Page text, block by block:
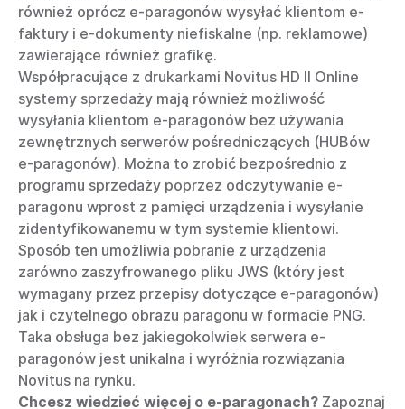
również oprócz e-paragonów wysyłać klientom e-
faktury i e-dokumenty niefiskalne (np. reklamowe)
zawierające również grafikę.
Współpracujące z drukarkami Novitus HD II Online
systemy sprzedaży mają również możliwość
wysyłania klientom e-paragonów bez używania
zewnętrznych serwerów pośredniczących (HUBów
e-paragonów). Można to zrobić bezpośrednio z
programu sprzedaży poprzez odczytywanie e-
paragonu wprost z pamięci urządzenia i wysyłanie
zidentyfikowanemu w tym systemie klientowi.
Sposób ten umożliwia pobranie z urządzenia
zarówno zaszyfrowanego pliku JWS (który jest
wymagany przez przepisy dotyczące e-paragonów)
jak i czytelnego obrazu paragonu w formacie PNG.
Taka obsługa bez jakiegokolwiek serwera e-
paragonów jest unikalna i wyróżnia rozwiązania
Novitus na rynku.
Chcesz wiedzieć więcej o e-paragonach? Zapoznaj